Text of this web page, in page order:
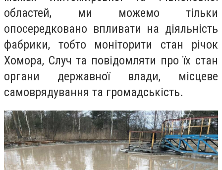
областей, ми можемо тільки
опосередковано впливати на діяльність
фабрики, тобто моніторити стан річок
Хомора, Случ та повідомляти про їх стан
органи державної влади, місцеве
самоврядування та громадськість.